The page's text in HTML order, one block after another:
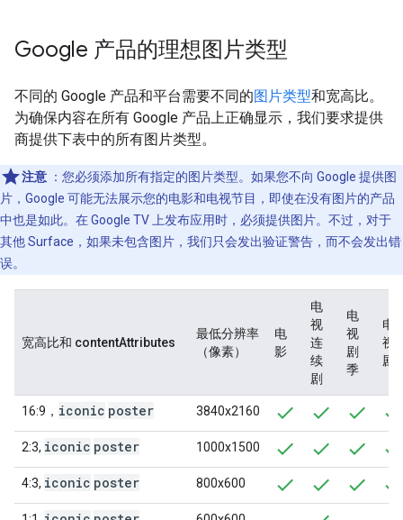
Google 产品的理想图片类型
不同的 Google 产品和平台需要不同的图片类型和宽高比。
为确保内容在所有 Google 产品上正确显示，我们要求提供
商提供下表中的所有图片类型。
注意 ：您必须添加所有指定的图片类型。如果您不向 Google 提供图
片，Google 可能无法展示您的电影和电视节目，即使在没有图片的产品
中也是如此。在 Google TV 上发布应用时，必须提供图片。不过，对于
其他 Surface，如果未包含图片，我们只会发出验证警告，而不会发出错
误。
宽高比和 contentAttributes
最低分辨率
（像素）
电
影
电
视
连
续
剧
电
视
剧
季
电
视
剧
16:9， iconic poster 3840x2160
2:3, iconic poster 1000x1500
4:3, iconic poster 800x600